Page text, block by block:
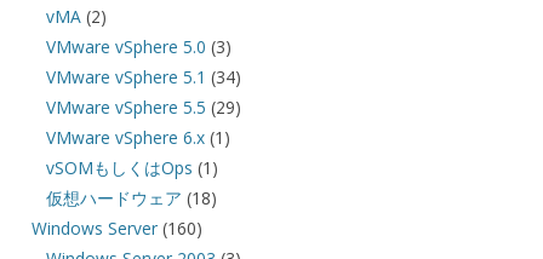
vMA (2)
VMware vSphere 5.0 (3)
VMware vSphere 5.1 (34)
VMware vSphere 5.5 (29)
VMware vSphere 6.x (1)
vSOMもしくはOps (1)
仮想ハードウェア (18)
Windows Server(160)